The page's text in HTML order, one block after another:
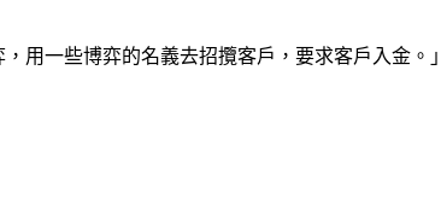
用一些博弈的名義去招攬客戶，要求客戶入金。」